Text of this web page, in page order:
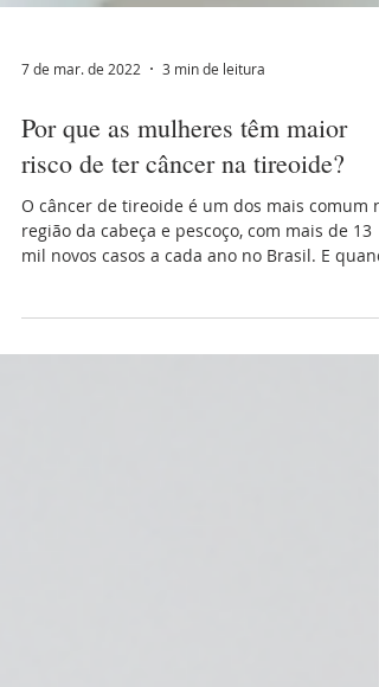
7 de mar. de 2022 3 min de leitura
Por que as mulheres têm maior
risco de ter câncer na tireoide?
O câncer de tireoide é um dos mais comum
mil novos casos a cada ano no Brasil. E